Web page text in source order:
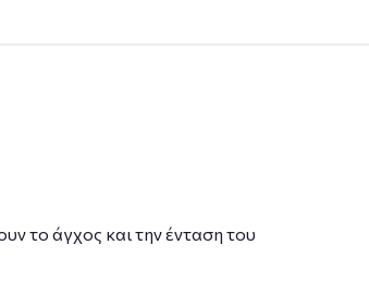
το άγχος και την ένταση του